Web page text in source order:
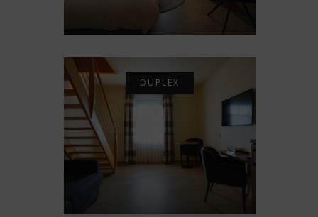
DUPLEX